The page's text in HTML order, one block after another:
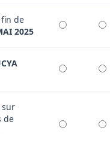
de
2025
sur
de